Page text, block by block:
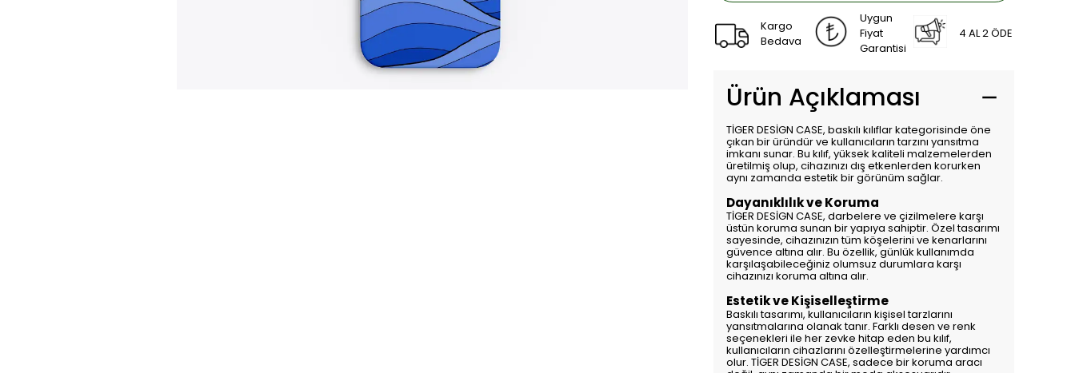
Kargo
Bedava
Uygun
Fiyat
Garantisi
4 AL 2 ÖDE
Ürün Açıklaması
TİGER DESİGN CASE, baskılı kılıflar kategorisinde öne
çıkan bir üründür ve kullanıcıların tarzını yansıtma
imkanı sunar. Bu kılıf, yüksek kaliteli malzemelerden
üretilmiş olup, cihazınızı dış etkenlerden korurken
aynı zamanda estetik bir görünüm sağlar.
Dayanıklılık ve Koruma
TİGER DESİGN CASE, darbelere ve çizilmelere karşı
üstün koruma sunan bir yapıya sahiptir. Özel tasarımı
sayesinde, cihazınızın tüm köşelerini ve kenarlarını
güvence altına alır. Bu özellik, günlük kullanımda
karşılaşabileceğiniz olumsuz durumlara karşı
cihazınızı koruma altına alır.
Estetik ve Kişiselleştirme
Baskılı tasarımı, kullanıcıların kişisel tarzlarını
yansıtmalarına olanak tanır. Farklı desen ve renk
seçenekleri ile her zevke hitap eden bu kılıf,
kullanıcıların cihazlarını özelleştirmelerine yardımcı
olur. TİGER DESİGN CASE, sadece bir koruma aracı